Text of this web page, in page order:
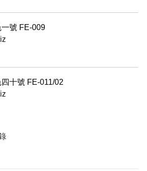
號 FE-009
十號 FE-011/02